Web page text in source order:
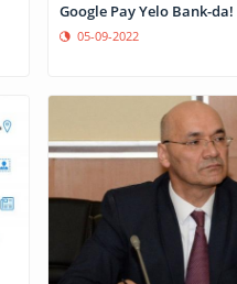
Google Pay Yelo Bank-da!
05-09-2022